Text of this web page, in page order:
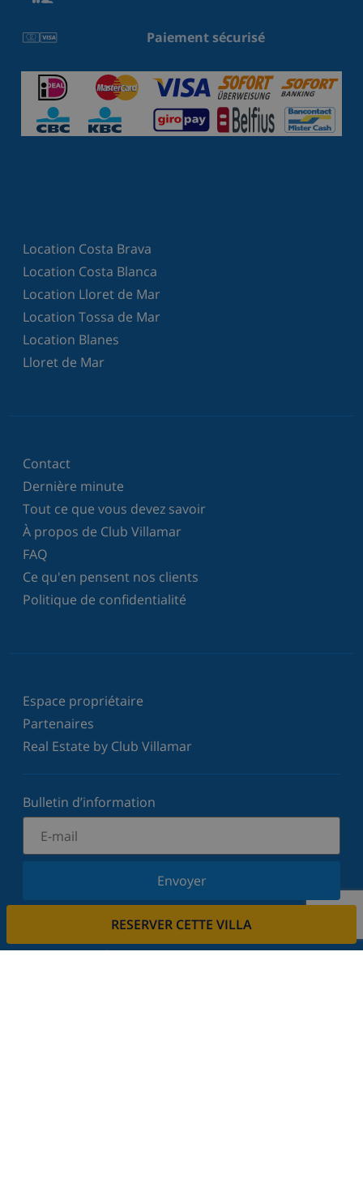
RESERVER CETTE VILLA
Paiement sécurisé
Location Costa Brava
Location Costa Blanca
Location Lloret de Mar
Location Tossa de Mar
Location Blanes
Lloret de Mar
Contact
Dernière minute
Tout ce que vous devez savoir
À propos de Club Villamar
FAQ
Ce qu'en pensent nos clients
Politique de confidentialité
Espace propriétaire
Partenaires
Real Estate by Club Villamar
Bulletin d’information
Envoyer
Inscrivez-vous à notre newsletter et restez informé
votre vie privée.